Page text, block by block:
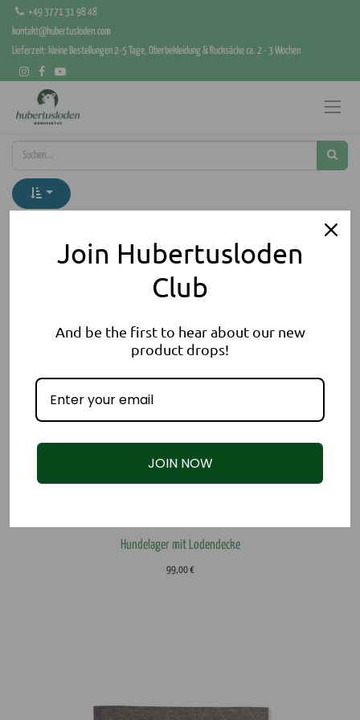
+49 3771 31 98 48
kontakt@hubertusloden.com
Lieferzeit: kleine Bestellungen 2-5 Tage, Oberbekleidung & Rucksäcke ca. 2 - 3 Wochen
Hundelager mit Lodendecke
99,00€
Join Hubertusloden
Club
And be the first to hear about our new
product drops!
JOIN NOW